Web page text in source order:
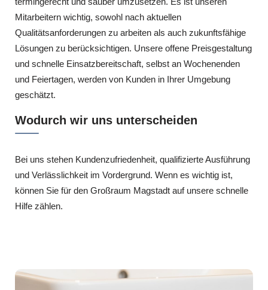
Mitarbeitern wichtig, sowohl nach aktuellen
Qualitätsanforderungen zu arbeiten als auch zukunftsfähige
Lösungen zu berücksichtigen. Unsere offene Preisgestaltung
und schnelle Einsatzbereitschaft, selbst an Wochenenden
und Feiertagen, werden von Kunden in Ihrer Umgebung
geschätzt.
Wodurch wir uns unterscheiden
Bei uns stehen Kundenzufriedenheit, qualifizierte Ausführung
und Verlässlichkeit im Vordergrund. Wenn es wichtig ist,
können Sie für den Großraum Magstadt auf unsere schnelle
Hilfe zählen.